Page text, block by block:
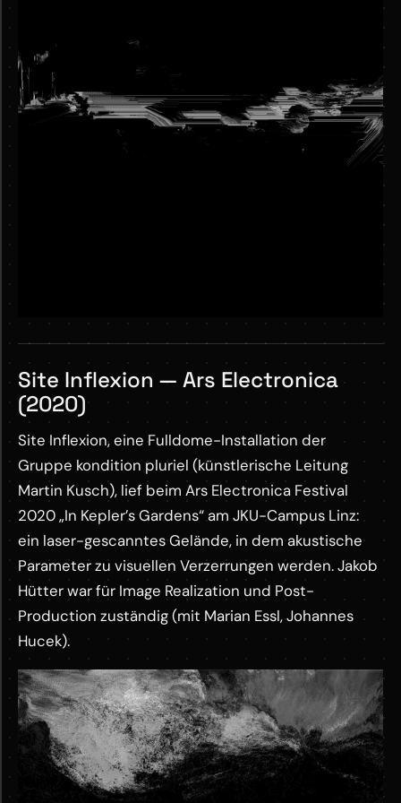
Site Inflexion — Ars Electronica
(2020)
Site Inflexion, eine Fulldome-Installation der
Gruppe kondition pluriel (künstlerische Leitung
Martin Kusch), lief beim Ars Electronica Festival
2020 „In Kepler’s Gardens“ am JKU-Campus Linz:
ein laser-gescanntes Gelände, in dem akustische
Parameter zu visuellen Verzerrungen werden. Jakob
Hütter war für Image Realization und Post-
Production zuständig (mit Marian Essl, Johannes
Hucek).
M
o
r
e